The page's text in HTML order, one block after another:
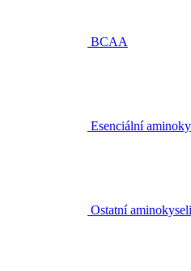
BCAA
Esenciální
Ostatní